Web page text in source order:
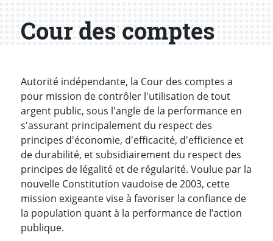
Cour des comptes
Autorité indépendante, la Cour des comptes a
pour mission de contrôler l'utilisation de tout
argent public, sous l'angle de la performance en
s'assurant principalement du respect des
principes d'économie, d'efficacité, d'efficience et
de durabilité, et subsidiairement du respect des
principes de légalité et de régularité. Voulue par la
nouvelle Constitution vaudoise de 2003, cette
mission exigeante vise à favoriser la confiance de
la population quant à la performance de l’action
publique.